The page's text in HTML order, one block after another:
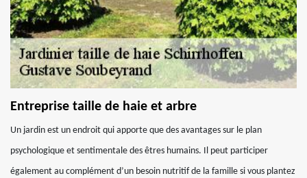
Entreprise taille de haie et arbre
Un jardin est un endroit qui apporte que des avantages sur le plan
psychologique et sentimentale des êtres humains. Il peut participer
également au complément d’un besoin nutritif de la famille si vous plantez